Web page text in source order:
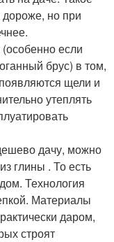
дороже, но при
если
брус) в том,
щели и
утеплять
дачу, можно
глины . То есть
Технология
Материалы
даром,
строят